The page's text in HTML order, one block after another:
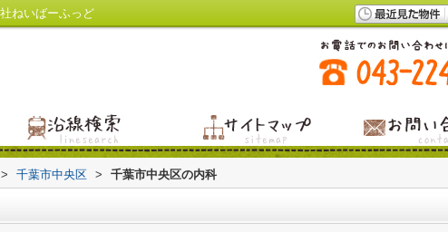
ねいばーふっど
> 千葉市中央区 > 千葉市中央区の内科